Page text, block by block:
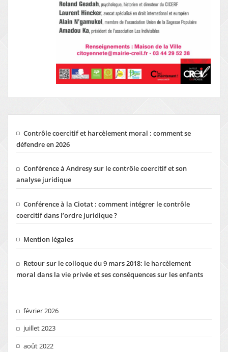
Contrôle coercitif et harcèlement moral : comment se
défendre en 2026
Conférence à Andresy sur le contrôle coercitif et son
analyse juridique
Conférence à la Ciotat : comment intégrer le contrôle
coercitif dans l’ordre juridique ?
Mention légales
Retour sur le colloque du 9 mars 2018: le harcèlement
moral dans la vie privée et ses conséquences sur les enfants
février 2026
juillet 2023
août 2022